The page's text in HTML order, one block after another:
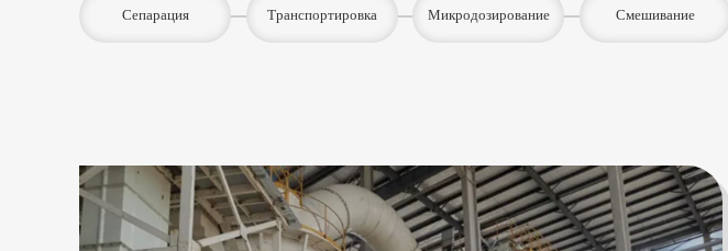
Сепарация Транспортировка Микродозирование Смешивание